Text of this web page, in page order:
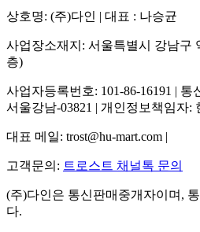
상호명: (주)다인 | 대표 : 나승균
사업장소재지: 서울특별시 강남구
층)
사업자등록번호: 101-86-16191 |
서울강남-03821 | 개인정보책임자:
대표 메일: trost@hu-mart.com |
고객문의: 트로스트 채널톡 문의
(주)다인은 통신판매중개자이며,
다.